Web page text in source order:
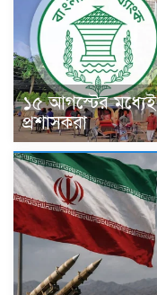
১৫ আগস্টের
প্রশাসকরা